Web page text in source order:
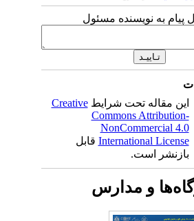
پیام به نویسنده مسئول
این مقاله تحت شرایطCreative
Commons
NonCommercial
Internationalقابل
بازنشر است.
و مدارس